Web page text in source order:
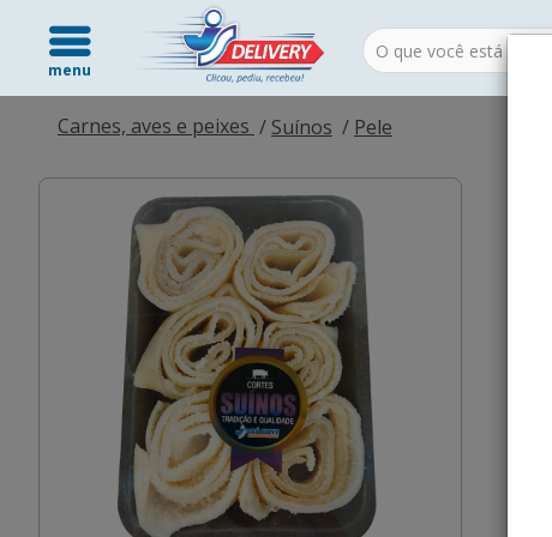
menu
Carnes, aves e peixes Suínos Pele